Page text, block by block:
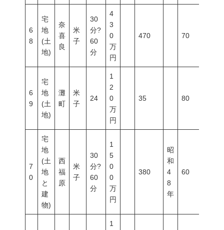
6
8
宅
地
(土
地)
奈
喜
良
米
子
30
分?
60
分
4
3
0
万
円
470 70
6
9
宅
地
(土
地)
灘
町
米
子
24
1
2
0
万
円
35 80
7
0
宅
地
(土
地
と
建
物)
西
福
原
米
子
30
分?
60
分
1
5
0
0
万
円
380
昭
和
4
8
年
60
1